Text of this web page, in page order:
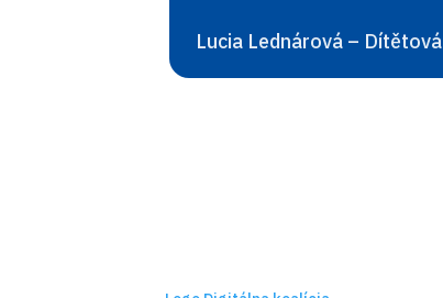
Lucia Lednárová – Dítětová